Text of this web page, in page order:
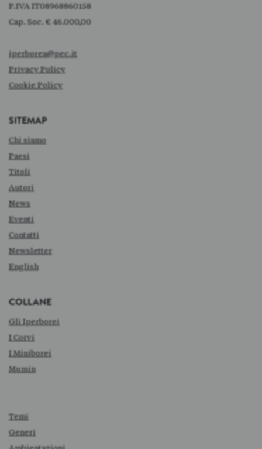
P.IVA IT08968860158
Cap. Soc. € 46.000,00
iperborea@pec.it
Privacy Policy
Cookie Policy
SITEMAP
Chi siamo
Paesi
Titoli
Autori
News
Eventi
Contatti
Newsletter
English
COLLANE
Gli Iperborei
I Corvi
I Miniborei
Mumin
Temi
Generi